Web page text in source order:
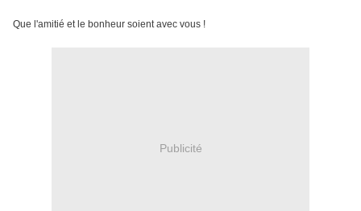
Que l'amitié et le bonheur soient avec vous !
Publicité